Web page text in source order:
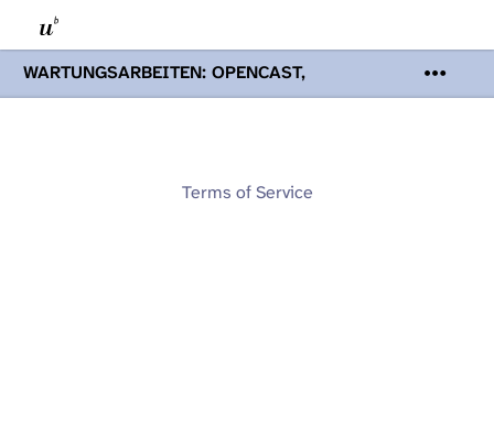
WARTUNGSARBEITEN: OPENCAST,
PODCASTS & TOBIRA
Mi 19. August
Opencast-Videos und Tobira nicht zur
Terms of Service